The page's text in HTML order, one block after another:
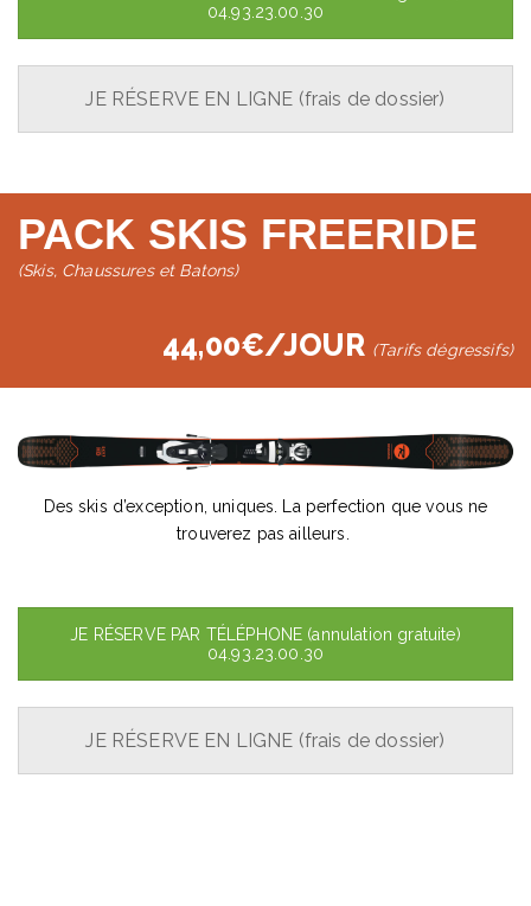
04.93.23.00.30
JE RÉSERVE EN LIGNE (frais de dossier)
PACK SKIS FREERIDE
(Skis, Chaussures et Batons)
44,00€/JOUR (Tarifs dégressifs)
Des skis d’exception, uniques. La perfection que vous ne
trouverez pas ailleurs.
JE RÉSERVE PAR TÉLÉPHONE (annulation gratuite)
04.93.23.00.30
JE RÉSERVE EN LIGNE (frais de dossier)